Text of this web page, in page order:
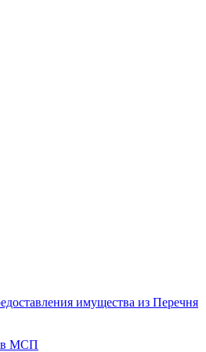
имущества из Перечня
МСП